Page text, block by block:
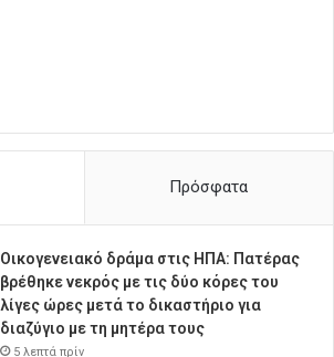
Πρόσφατα
Οικογενειακό δράμα στις ΗΠΑ: Πατέρας
βρέθηκε νεκρός με τις δύο κόρες του
λίγες ώρες μετά το δικαστήριο για
διαζύγιο με τη μητέρα τους
5 λεπτά πρίν